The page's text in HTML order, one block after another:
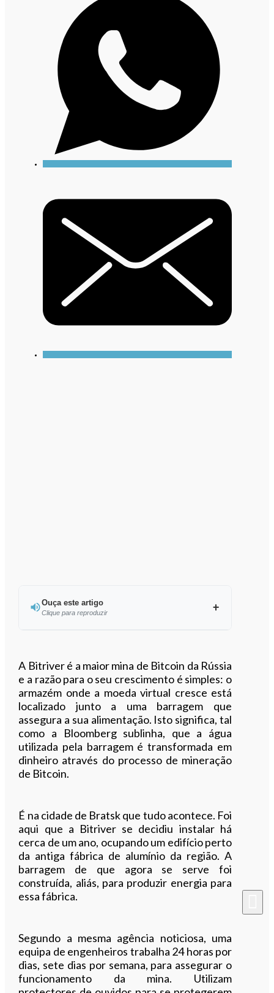
Ouça este artigo
Clique para reproduzir
A Bitriver é a maior mina de Bitcoin da Rússia
e a razão para o seu crescimento é simples: o
armazém onde a moeda virtual cresce está
localizado junto a uma barragem que
assegura a sua alimentação. Isto significa, tal
como a Bloomberg sublinha, que a água
utilizada pela barragem é transformada em
dinheiro através do processo de mineração
de Bitcoin.
É na cidade de Bratsk que tudo acontece. Foi
aqui que a Bitriver se decidiu instalar há
cerca de um ano, ocupando um edifício perto
da antiga fábrica de alumínio da região. A
barragem de que agora se serve foi
construída, aliás, para produzir energia para
essa fábrica.
Segundo a mesma agência noticiosa, uma
equipa de engenheiros trabalha 24 horas por
dias, sete dias por semana, para assegurar o
funcionamento da mina. Utilizam